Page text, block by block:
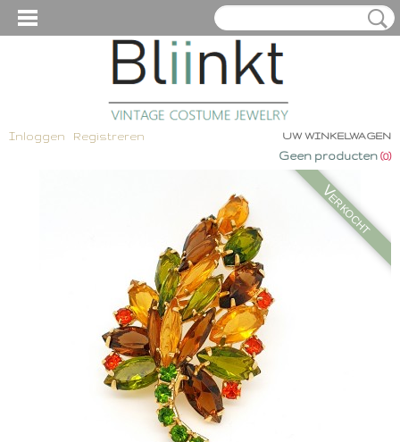
Inloggen Registreren UW WINKELWAGEN
Geen producten (0)
Verkocht